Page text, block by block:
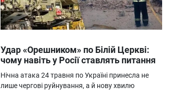
Удар «Орешником» по Білій Церкві:
чому навіть у Росії ставлять питання
Нічна атака 24 травня по Україні принесла не
лише чергові руйнування, а й нову хвилю